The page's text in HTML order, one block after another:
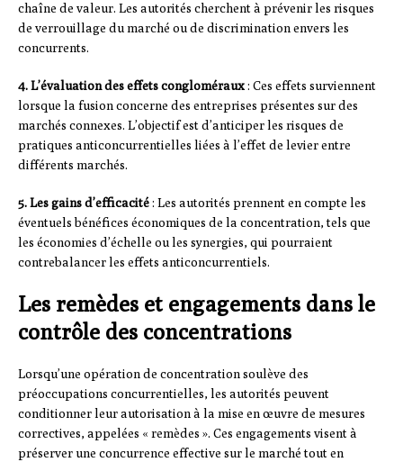
chaîne de valeur. Les autorités cherchent à prévenir les risques
de verrouillage du marché ou de discrimination envers les
concurrents.
4. L’évaluation des effets congloméraux: Ces effets surviennent
lorsque la fusion concerne des entreprises présentes sur des
marchés connexes. L’objectif est d’anticiper les risques de
pratiques anticoncurrentielles liées à l’effet de levier entre
différents marchés.
5. Les gains d’efficacité: Les autorités prennent en compte les
éventuels bénéfices économiques de la concentration, tels que
les économies d’échelle ou les synergies, qui pourraient
contrebalancer les effets anticoncurrentiels.
Les remèdes et engagements dans le
contrôle des concentrations
Lorsqu’une opération de concentration soulève des
préoccupations concurrentielles, les autorités peuvent
conditionner leur autorisation à la mise en œuvre de mesures
correctives, appelées « remèdes ». Ces engagements visent à
préserver une concurrence effective sur le marché tout en